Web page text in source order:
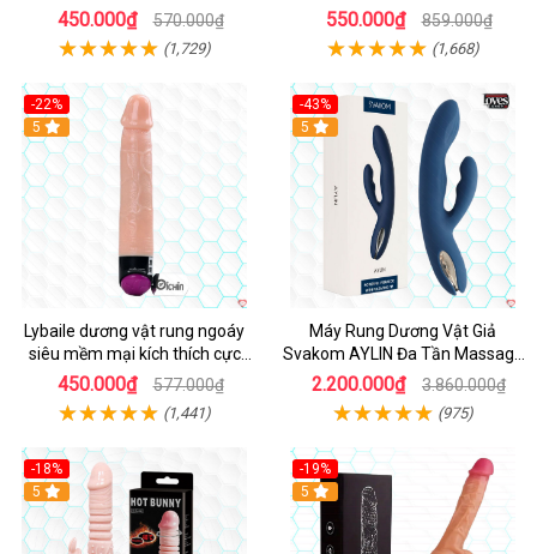
thật
450.000₫ 570.000₫
(1,729)
550.000₫ 859.000₫
(1,668)
-22%
Hot
5
Lybaile dương vật rung ngoáy
siêu mềm mại kích thích cực
mạnh
450.000₫ 577.000₫
(1,441)
-43%
Hot
5
Máy Rung Dương Vật Giả
Svakom AYLIN Đa Tần Massage
Sướng
2.200.000₫ 3.860.000₫
(975)
-18%
Hot
5
-19%
Hot
5